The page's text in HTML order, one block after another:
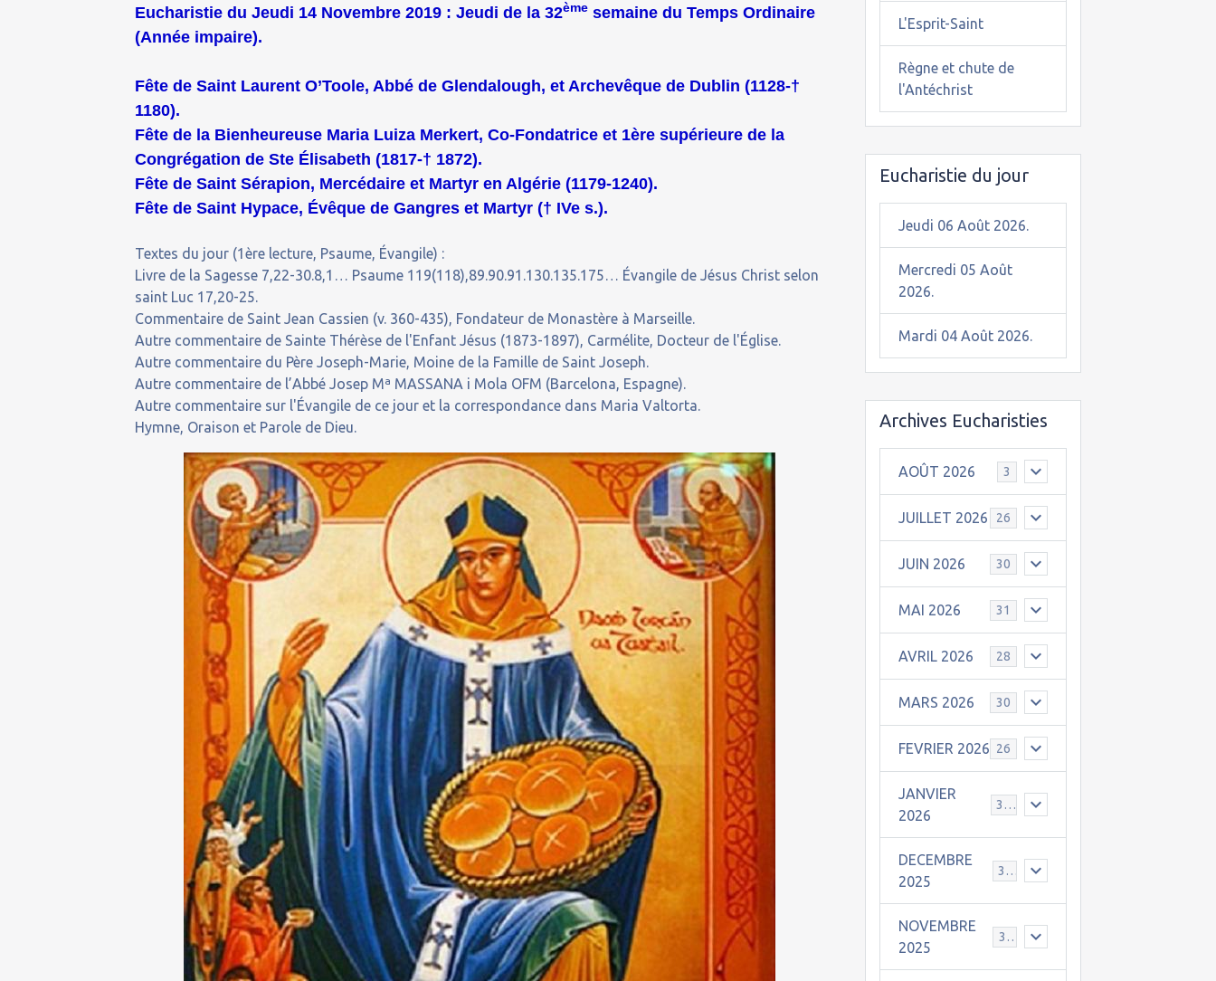
Eucharistie du Jeudi 14 Novembre 2019 : Jeudi de la 32ème semaine du Temps Ordinaire
(Année impaire).
Fête de Saint Laurent O’Toole, Abbé de Glendalough, et Archevêque de Dublin (1128-†
1180).
Fête de la Bienheureuse Maria Luiza Merkert, Co-Fondatrice et 1ère supérieure de la
Congrégation de Ste Élisabeth (1817-† 1872).
Fête de Saint Sérapion, Mercédaire et Martyr en Algérie (1179-1240).
Fête de Saint Hypace, Évêque de Gangres et Martyr († IVe s.).
Textes du jour (1ère lecture, Psaume, Évangile) :
Livre de la Sagesse 7,22-30.8,1… Psaume 119(118),89.90.91.130.135.175… Évangile de Jésus Christ selon
saint Luc 17,20-25.
Commentaire de Saint Jean Cassien (v. 360-435), Fondateur de Monastère à Marseille.
Autre commentaire de Sainte Thérèse de l'Enfant Jésus (1873-1897), Carmélite, Docteur de l'Église.
Autre commentaire du Père Joseph-Marie, Moine de la Famille de Saint Joseph.
Autre commentaire de l’Abbé Josep Mª MASSANA i Mola OFM (Barcelona, Espagne).
Autre commentaire sur l'Évangile de ce jour et la correspondance dans Maria Valtorta.
Hymne, Oraison et Parole de Dieu.
L'Esprit-Saint
Règne et chute de
l'Antéchrist
Eucharistie du jour
Jeudi 06 Août 2026.
Mercredi 05 Août
2026.
Mardi 04 Août 2026.
Archives Eucharisties
AOÛT 2026 3
JUILLET 2026 26
JUIN 2026 30
MAI 2026 31
AVRIL 2026 28
MARS 2026 30
FEVRIER 2026 26
JANVIER
2026
31
DECEMBRE
2025
30
NOVEMBRE
2025
30